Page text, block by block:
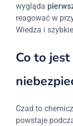
wygląda
reagować w
Wiedza i
Co to
Czad to
powstaje